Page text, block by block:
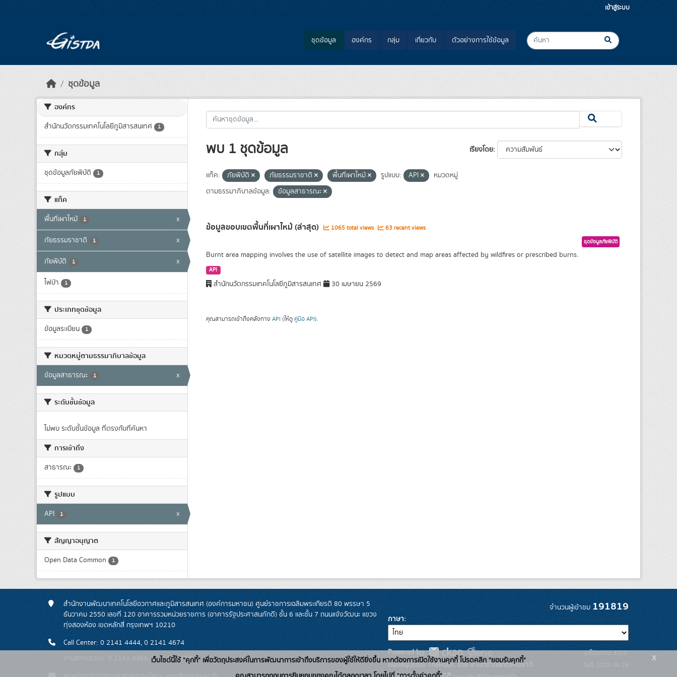
เข้าสู่ระบบ
ชุดข้อมูล องค์กร กลุ่ม เกี่ยวกับ ตัวอย่างการใช้ข้อมูล
ชุดข้อมูล
องค์กร
สำนักนวัตกรรมเทคโนโลยีภูมิสารสนเทศ 1
กลุ่ม
ชุดข้อมูลภัยพิบัติ 1
แท็ค
พื้นที่เผาไหม้ 1 x
ภัยธรรมราชาติ 1 x
ภัยพิบัติ 1 x
ไฟป่า 1
ประเภทชุดข้อมูล
ข้อมูลระเบียน 1
หมวดหมู่ตามธรรมาภิบาลข้อมูล
ข้อมูลสาธารณะ 1 x
ระดับชั้นข้อมูล
ไม่พบ ระดับชั้นข้อมูล ที่ตรงกับที่ค้นหา
การเข้าถึง
สาธารณะ 1
รูปแบบ
API 1 x
สัญญาอนุญาต
Open Data Common 1
เรียงโดย
พบ 1 ชุดข้อมูล
แท็ค: ภัยพิบัติ ภัยธรรมราชาติ พื้นที่เผาไหม้ รูปแบบ: API
หมวดหมู่
ตามธรรมาภิบาลข้อมูล:
ข้อมูลสาธารณะ
ข้อมูลขอบเขตพื้นที่เผาไหม้ (ล่าสุด) 1065 total views 63 recent views
ชุดข้อมูลภัยพิบัติ
Burnt area mapping involves the use of satellite images to detect and map areas affected by wildfires or prescribed burns.
API
สำนักนวัตกรรมเทคโนโลยีภูมิสารสนเทศ 30 เมษายน 2569
คุณสามารถเข้าถึงคลังทาง API (ให้ดู คู่มือ API).
สำนักงานพัฒนาเทคโนโลยีอวกาศและภูมิสารสนเทศ (องค์การมหาชน) ศูนย์ราชการเฉลิมพระเกียรติ 80 พรรษา 5
ธันวาคม 2550 เลขที่ 120 อาคารรวมหน่วยราชการ (อาคารรัฐประศาสนภักดี) ชั้น 6 และชั้น 7 ถนนแจ้งวัฒนะ แขวง
ทุ่งสองห้อง เขตหลักสี่ กรุงเทพฯ 10210
Call Center: 0 2141 4444, 0 2141 4674
งานสารบรรณ: 0 2141 4466, 0 2141 4468
จำนวนผู้เข้าชม 191819
ภาษา
Powered by:
สนับสนุนระบบ Thai-GDC โดย สำนักงานสถิติแห่งชาติ
รุ่นโปรแกรม: 3.0.0
วันที่: 2025-06-26
เว็บไซต์นี้ใช้ "คุกกี้" เพื่อวัตถุประสงค์ในการพัฒนาการเข้าถึงบริการของผู้ใช้ให้ดียิ่งขึ้น หากต้องการเปิดใช้งานคุกกี้ โปรดคลิก "ยอมรับคุกกี้"
x